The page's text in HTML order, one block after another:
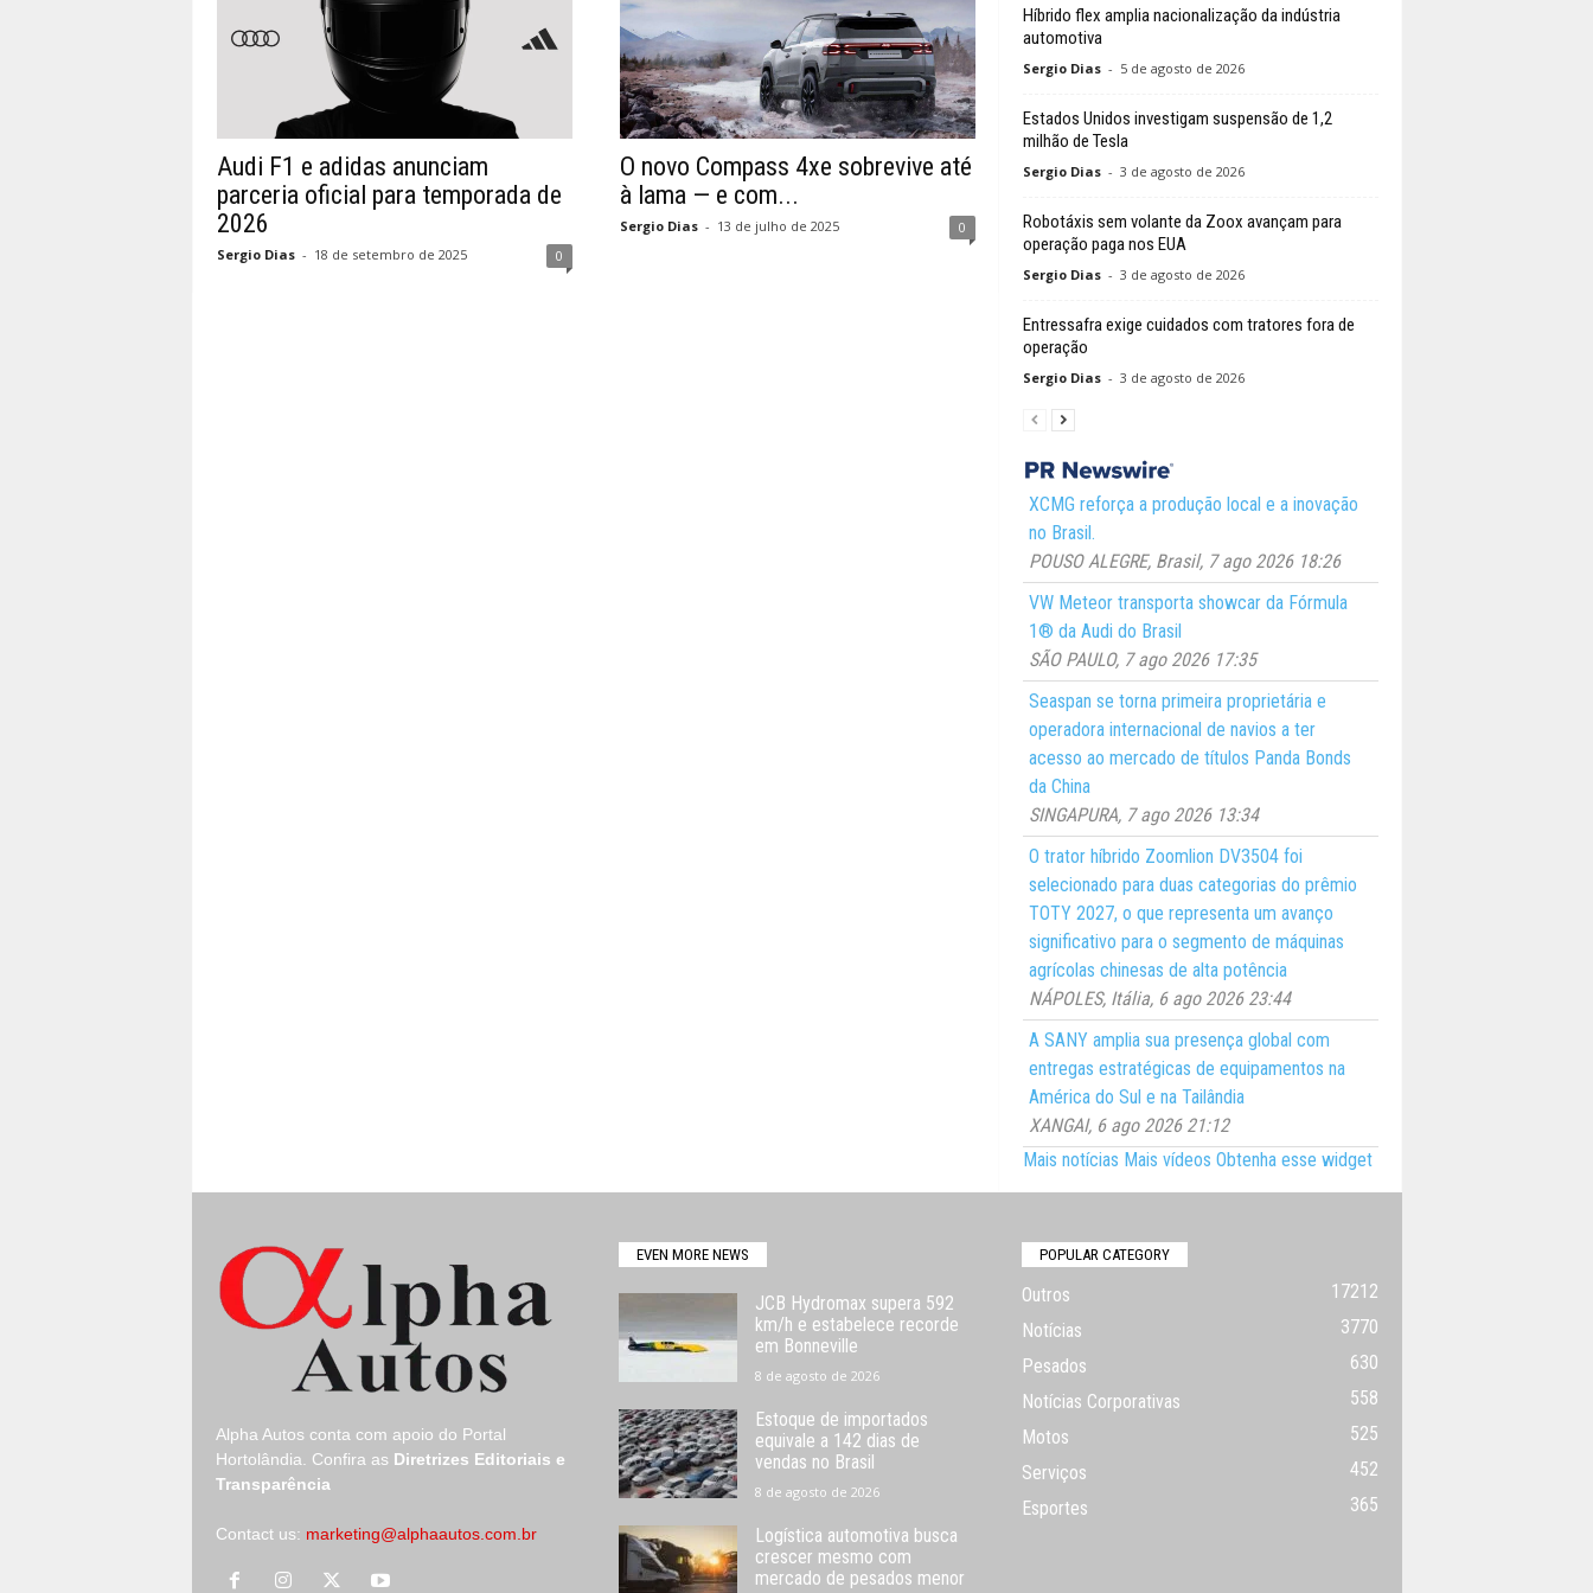
Audi F1 e adidas anunciam
parceria oficial para temporada de
2026
Sergio Dias - 18 de setembro de 2025 0
O novo Compass 4xe sobrevive até
à lama — e com...
Sergio Dias - 13 de julho de 2025 0
Híbrido flex amplia nacionalização da indústria
automotiva
Sergio Dias - 5 de agosto de 2026
Estados Unidos investigam suspensão de 1,2
milhão de Tesla
Sergio Dias - 3 de agosto de 2026
Robotáxis sem volante da Zoox avançam para
operação paga nos EUA
Sergio Dias - 3 de agosto de 2026
Entressafra exige cuidados com tratores fora de
operação
Sergio Dias - 3 de agosto de 2026
XCMG reforça a produção local e a inovação
no Brasil.
POUSO ALEGRE, Brasil, 7 ago 2026 18:26
VW Meteor transporta showcar da Fórmula
1® da Audi do Brasil
SÃO PAULO, 7 ago 2026 17:35
Seaspan se torna primeira proprietária e
operadora internacional de navios a ter
acesso ao mercado de títulos Panda Bonds
da China
SINGAPURA, 7 ago 2026 13:34
O trator híbrido Zoomlion DV3504 foi
selecionado para duas categorias do prêmio
TOTY 2027, o que representa um avanço
significativo para o segmento de máquinas
agrícolas chinesas de alta potência
NÁPOLES, Itália, 6 ago 2026 23:44
A SANY amplia sua presença global com
entregas estratégicas de equipamentos na
América do Sul e na Tailândia
XANGAI, 6 ago 2026 21:12
Mais notícias Mais vídeos Obtenha esse widget
Alpha Autos conta com apoio do Portal
Hortolândia.
Confira as Diretrizes Editoriais e
Transparência
Contact us: marketing@alphaautos.com.br
EVEN MORE NEWS
JCB Hydromax supera 592
km/h e estabelece recorde
em Bonneville
8 de agosto de 2026
Estoque de importados
equivale a 142 dias de
vendas no Brasil
8 de agosto de 2026
Logística automotiva busca
crescer mesmo com
mercado de pesados menor
POPULAR CATEGORY
Outros
17212
Notícias
3770
Pesados
630
Notícias Corporativas
558
Motos
525
Serviços
452
Esportes
365